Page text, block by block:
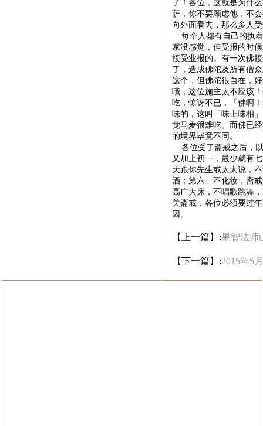
了！各位，这就是为什
萨，你不要顾虑他，不
向外面看去，那么多人
每个人都有自己的执
家没感觉，但受报的时
接受业报的。有一次佛
了，造成佛陀及所有僧
这个，但佛陀很自在，
哦，这位施主太不应该
吃，惊讶不已，「佛啊
味的，这叫「味上味相
觉马麦很难吃。而佛已
的境界毕竟不同。
各位受了斋戒之后，
又加上初一，最少就有
天跟你先生或太太说，
酒；第六、不化妆，斋
高广大床，不唱歌跳舞
关斋戒，各位必须要过
因。
【上一篇】:果智法师
【下一篇】:2015年5